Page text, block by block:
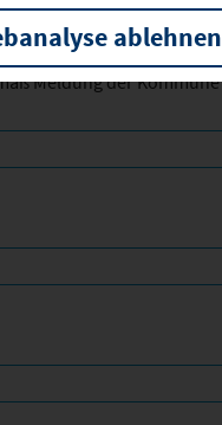
2025
Meldung der Kommune
ablehnen